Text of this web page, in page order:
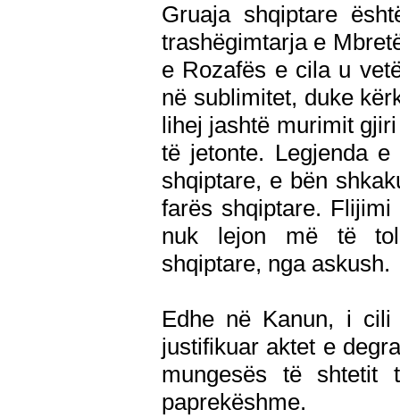
Gruaja shqiptare
trashëgimtarja e
e Rozafës e cila u
në sublimitet, duke
lihej jashtë murimit
të jetonte. Legjenda
shqiptare, e bën
farës shqiptare.
nuk lejon më të
shqiptare, nga askush.
Edhe në Kanun, i cili
justifikuar aktet e
mungesës të
paprekëshme.